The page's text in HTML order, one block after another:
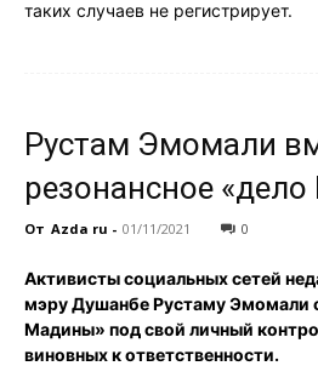
таких случаев не регистрирует.
Рустам Эмомали
резонансное
От Azda ru - 01/11/2021 0
Активисты социальных сетей
мэру Душанбе Рустаму Эмомали
Мадины» под свой личный
виновных к ответственности.